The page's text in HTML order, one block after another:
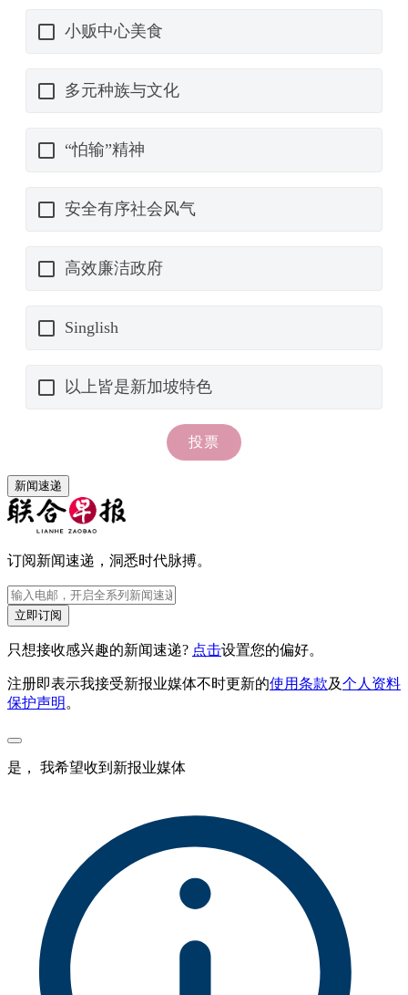
新闻速递
订阅新闻速递，洞悉时代脉搏。
立即订阅
只想接收感兴趣的新闻速递? 点击设置您的偏好。
注册即表示我接受新报业媒体不时更新的使用条款及个人资料
保护声明 。
是， 我希望收到新报业媒体